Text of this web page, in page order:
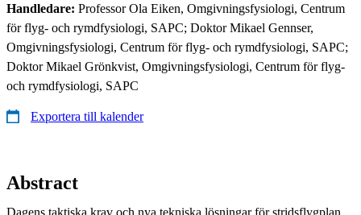
Handledare: Professor Ola Eiken, Omgivningsfysiologi, Centrum
för flyg- och rymdfysiologi, SAPC; Doktor Mikael Gennser,
Omgivningsfysiologi, Centrum för flyg- och rymdfysiologi, SAPC;
Doktor Mikael Grönkvist, Omgivningsfysiologi, Centrum för flyg-
och rymdfysiologi, SAPC
Exportera till kalender
Abstract
Dagens taktiska krav och nya tekniska lösningar för stridsflygplan